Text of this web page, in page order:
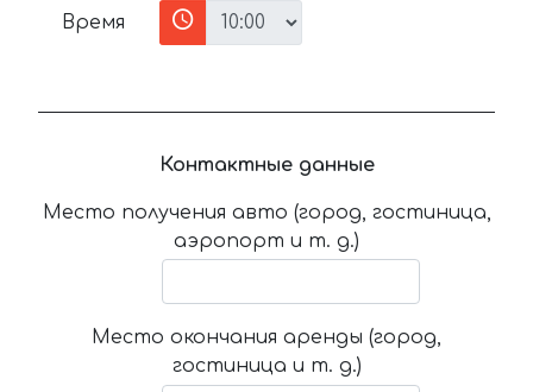
Время
Контактные данные
Место получения авто (город, гостиница,
аэропорт и т. д.)
Место окончания аренды (город,
гостиница и т. д.)